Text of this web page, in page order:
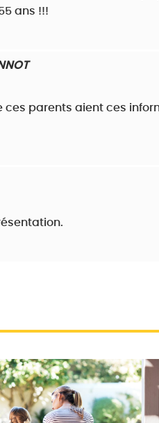
ans !!!
ces parents aient ces
tard